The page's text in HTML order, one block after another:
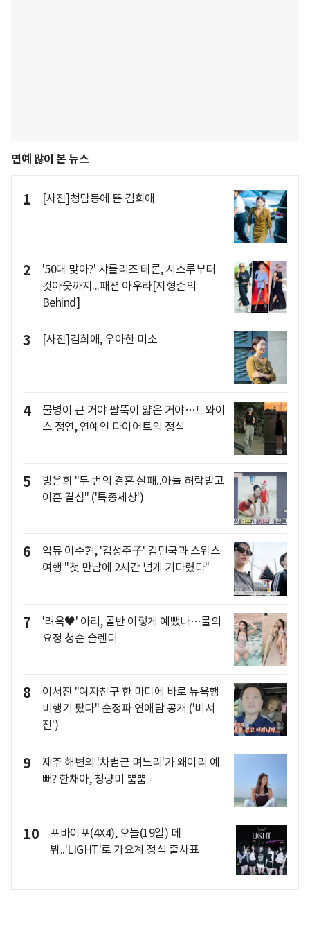
연예 많이 본 뉴스
1 [사진]청담동에 뜬 김희애
2
'50대 맞아?' 샤를리즈 테론, 시스루부터
컷아웃까지...패션 아우라[지형준의
Behind]
3 [사진]김희애, 우아한 미소
4
물병이 큰 거야 팔뚝이 얇은 거야…트와이
스 정연, 연예인 다이어트의 정석
5
방은희 "두 번의 결혼 실패..아들 허락받고
이혼 결심" ('특종세상')
6
악뮤 이수현, '김성주子' 김민국과 스위스
여행 "첫 만남에 2시간 넘게 기다렸다"
7
'려욱♥' 아리, 골반 이렇게 예뻤나…물의
요정 청순 슬렌더
8
이서진 "여자친구 한 마디에 바로 뉴욕행
비행기 탔다" 순정파 연애담 공개 ('비서
진')
9
제주 해변의 '차범근 며느리'가 왜이리 예
뻐? 한채아, 청량미 뿜뿜
10
포바이포(4X4), 오늘(19일) 데
뷔..'LIGHT'로 가요계 정식 출사표